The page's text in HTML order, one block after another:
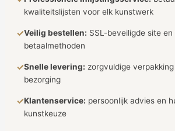
kwaliteitslijsten voor elk kunstwerk
✓Veilig bestellen: SSL-beveiligde site
betaalmethoden
✓Snelle levering: zorgvuldige
bezorging
✓Klantenservice: persoonlijk advies en
kunstkeuze